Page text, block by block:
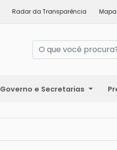
Radar da Transparência
Governo e Secretarias